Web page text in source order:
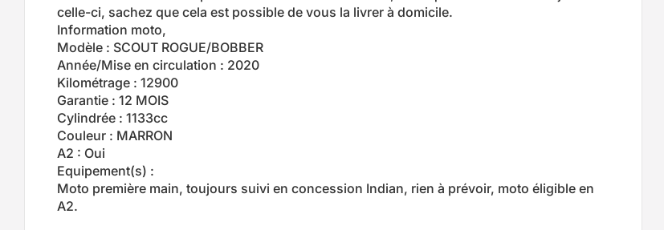
celle-ci, sachez que cela est possible de vous la livrer à domicile.
Information moto,
Modèle : SCOUT ROGUE/BOBBER
Année/Mise en circulation : 2020
Kilométrage : 12900
Garantie : 12 MOIS
Cylindrée : 1133cc
Couleur : MARRON
A2 : Oui
Equipement(s) :
Moto première main, toujours suivi en concession Indian, rien à prévoir, moto éligible en
A2.